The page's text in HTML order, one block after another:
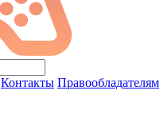
Контакты Правообладателям